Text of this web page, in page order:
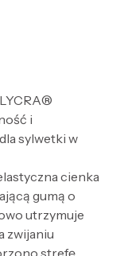
i
sylwetki w
cienka
gumą o
utrzymuje
zwijaniu
strefę